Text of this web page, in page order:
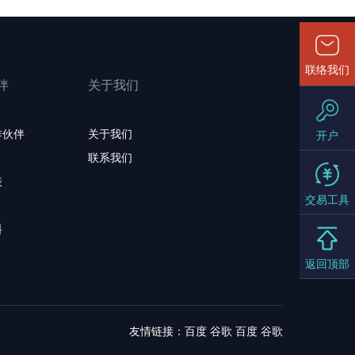
伙伴
关于我们
关于我们
联系我们
友情链接：百度 谷歌 百度 谷歌
联络我们
开户
交易工具
返回顶部